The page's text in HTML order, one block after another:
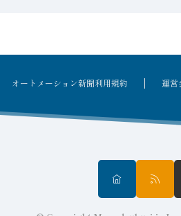
オートメーション新聞利用規約 運営